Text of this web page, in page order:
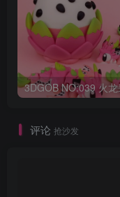
评论 抢沙发